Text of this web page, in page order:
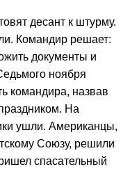
десант к штурму.
Командир решает:
документы и
ноября
командира, назвав
На
ушли. Американцы,
Союзу, решили
спасательный